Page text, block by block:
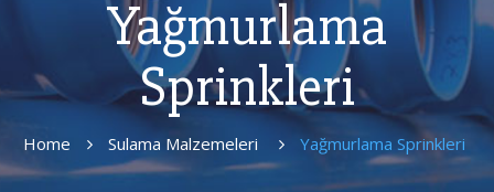
Yağmurlama
Sprinkleri
Home Sulama Malzemeleri Yağmurlama Sprinkleri